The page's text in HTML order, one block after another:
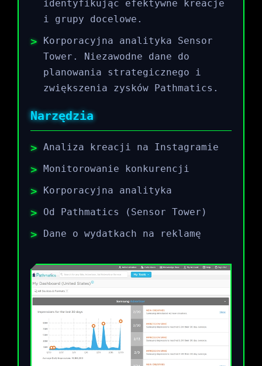
identyfikując efektywne kreacje
i grupy docelowe.
Korporacyjna analityka Sensor
Tower. Niezawodne dane do
planowania strategicznego i
zwiększenia zysków Pathmatics.
Narzędzia
Analiza kreacji na Instagramie
Monitorowanie konkurencji
Korporacyjna analityka
Od Pathmatics (Sensor Tower)
Dane o wydatkach na reklamę